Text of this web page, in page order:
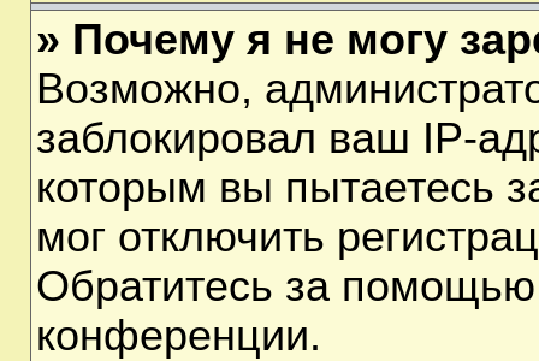
» Почему я не могу
Возможно,
заблокировал ваш IP-
которым вы пытаетесь
мог отключить
Обратитесь за помощью
конференции.